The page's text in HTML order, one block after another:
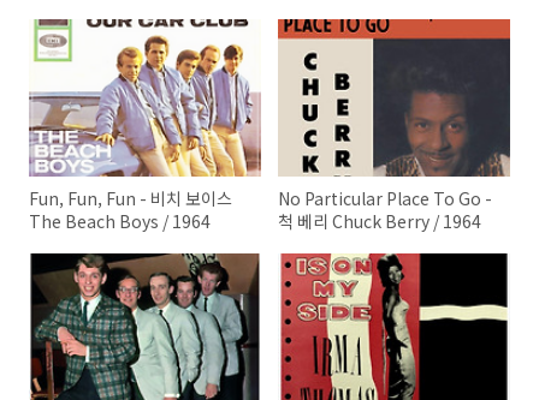
Fun, Fun, Fun - 비치 보이스
The Beach Boys / 1964
No Particular Place To Go -
척 베리 Chuck Berry / 1964